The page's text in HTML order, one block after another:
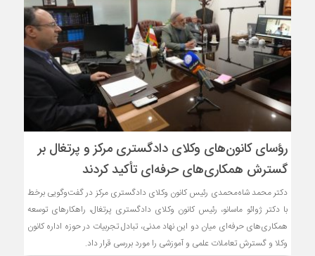
رؤسای کانون‌های وکلای دادگستری مرکز و پرتغال بر
گسترش همکاری‌های حرفه‌ای تأکید کردند
دکتر محمد شاه‌محمدی رئیس کانون وکلای دادگستری مرکز در گفت‌وگویی برخط
با دکتر ژوائو ماسانو، رئیس کانون وکلای دادگستری پرتغال، راهکارهای توسعه
همکاری‌های حرفه‌ای میان دو این نهاد مدنی، تبادل تجربیات در حوزه اداره کانون‌
وکلا و گسترش تعاملات علمی و آموزشی را مورد بررسی قرار داد.